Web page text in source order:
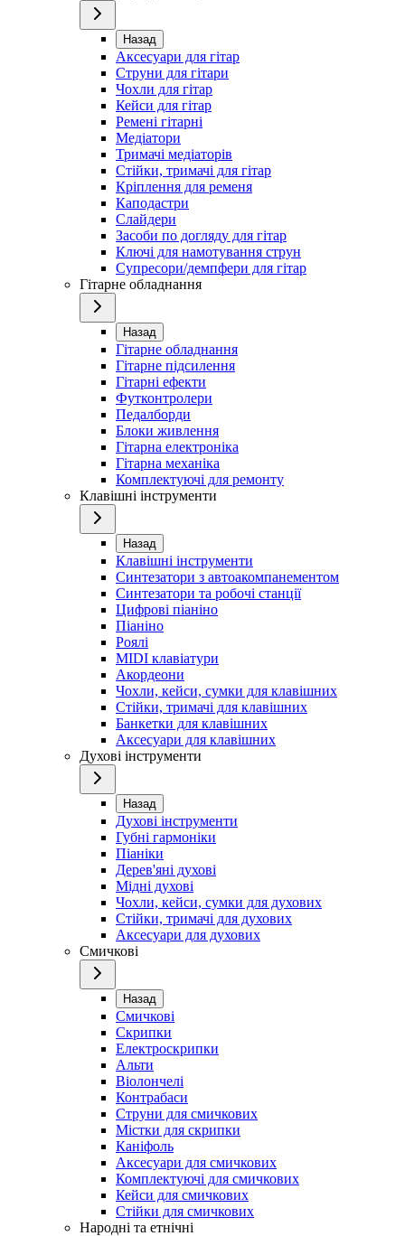
Назад
Аксесуари для гітар
Струни для гітари
Чохли для гітар
Кейси для гітар
Ремені гітарні
Медіатори
Тримачі медіаторів
Стійки, тримачі для гітар
Кріплення для ременя
Каподастри
Слайдери
Засоби по догляду для гітар
Ключі для намотування струн
Супресори/демпфери для гітар
Гітарне обладнання
Назад
Гітарне обладнання
Гітарне підсилення
Гітарні ефекти
Футконтролери
Педалборди
Блоки живлення
Гітарна електроніка
Гітарна механіка
Комплектуючі для ремонту
Клавішні інструменти
Назад
Клавішні інструменти
Синтезатори з автоакомпанементом
Синтезатори та робочі станції
Цифрові піаніно
Піаніно
Роялі
MIDI клавіатури
Акордеони
Чохли, кейси, сумки для клавішних
Стійки, тримачі для клавішних
Банкетки для клавішних
Аксесуари для клавішних
Духові інструменти
Назад
Духові інструменти
Губні гармоніки
Піаніки
Дерев'яні духові
Мідні духові
Чохли, кейси, сумки для духових
Стійки, тримачі для духових
Аксесуари для духових
Смичкові
Назад
Смичкові
Скрипки
Електроскрипки
Альти
Віолончелі
Контрабаси
Струни для смичкових
Містки для скрипки
Каніфоль
Аксесуари для смичкових
Комплектуючі для смичкових
Кейси для смичкових
Стійки для смичкових
Народні та етнічні